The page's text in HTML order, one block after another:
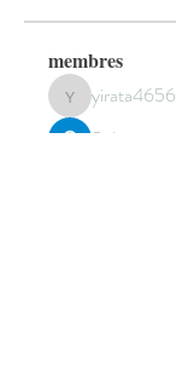
membres
yirata4656
yirata4656
Sidraa